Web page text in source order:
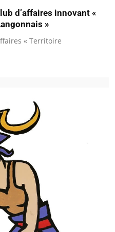
d’affaires innovant «
»
« Territoire